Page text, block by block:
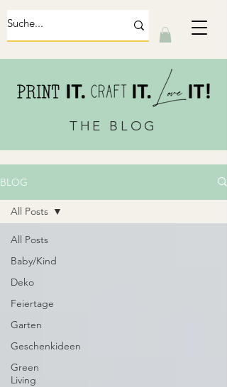
THE BLOG
BLOG
All Posts
Baby/Kind
Deko
Feiertage
Garten
Geschenkideen
Green
Living
All Posts